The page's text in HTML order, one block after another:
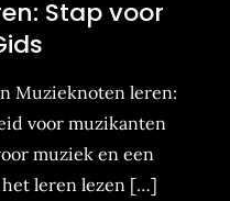
Stap voor
Muzieknoten leren:
voor muzikanten
muziek en een
leren lezen […]